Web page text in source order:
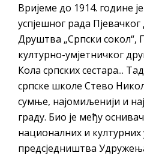
Вријеме до 1914. године
успјешног рада
Друштва „Српски сокол“,
културно-умјетничког
Кола српских сестара...
српске школе Стево
сумње, најомиљенији и
граду. Био је међу
националних и културних
предсједништва